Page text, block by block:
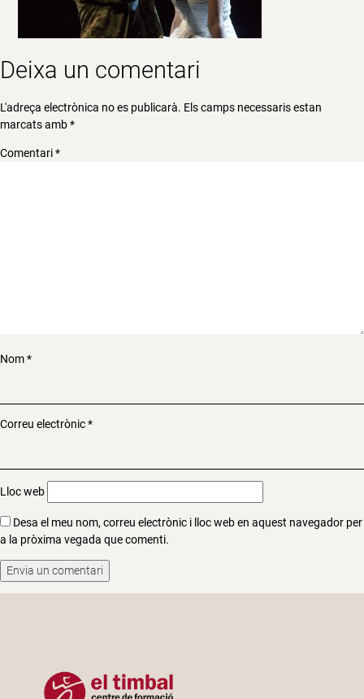
Deixa un comentari
L'adreça electrònica no es publicarà. Els camps necessaris estan
marcats amb*
Comentari*
Nom*
Correu electrònic*
Lloc web
Desa el meu nom, correu electrònic i lloc web en aquest navegador per
a la pròxima vegada que comenti.